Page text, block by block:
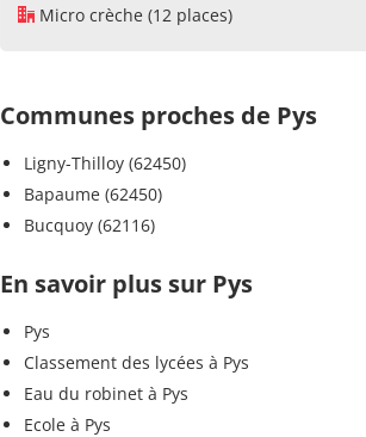
Micro crèche (12 places)
Communes proches de Pys
Ligny-Thilloy (62450)
Bapaume (62450)
Bucquoy (62116)
En savoir plus sur Pys
Pys
Classement des lycées à Pys
Eau du robinet à Pys
Ecole à Pys